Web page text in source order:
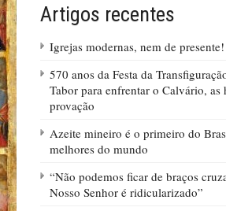
Artigos recentes
Igrejas modernas, nem de presente!
570 anos da Festa da
Tabor para enfrentar o Calvário, as
provação
Azeite mineiro é o primeiro do
melhores do mundo
“Não podemos ficar de braços
Nosso Senhor é ridicularizado”